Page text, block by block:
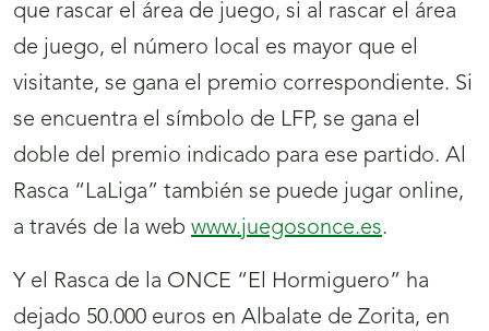
que rascar el área de juego, si al rascar el área
de juego, el número local es mayor que el
visitante, se gana el premio correspondiente. Si
se encuentra el símbolo de LFP, se gana el
doble del premio indicado para ese partido. Al
Rasca “LaLiga” también se puede jugar online,
a través de la web www.juegosonce.es.
Y el Rasca de la ONCE “El Hormiguero” ha
dejado 50.000 euros en Albalate de Zorita, en